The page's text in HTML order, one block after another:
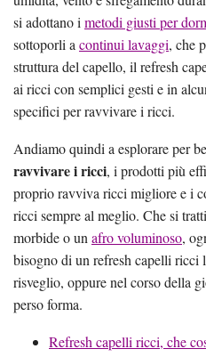
si adottano i metodi giusti per
sottoporli a continui lavaggi, che
struttura del capello, il refresh
ai ricci con semplici gesti e in
specifici per ravvivare i ricci.
Andiamo quindi a esplorare per
ravvivare i ricci, i prodotti più
proprio ravviva ricci migliore e i
ricci sempre al meglio. Che si
morbide o un afro voluminoso,
bisogno di un refresh capelli ricci
risveglio, oppure nel corso della
perso forma.
Refresh capelli ricci, che